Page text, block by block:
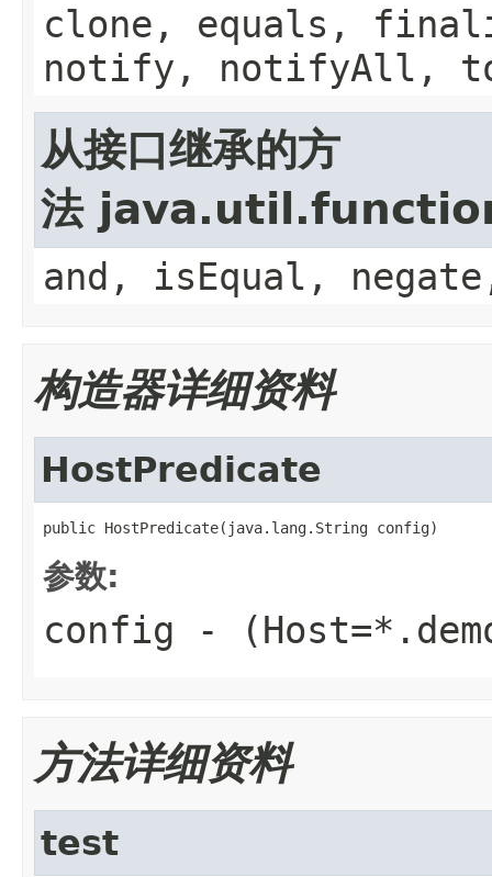
clone, equals,
notify, notifyAll,
从接口继承的方
法
and, isEqual,
构造器详细资料
HostPredicate
public HostPredicate(java.lang.String config)
参数:
config -
方法详细资料
test